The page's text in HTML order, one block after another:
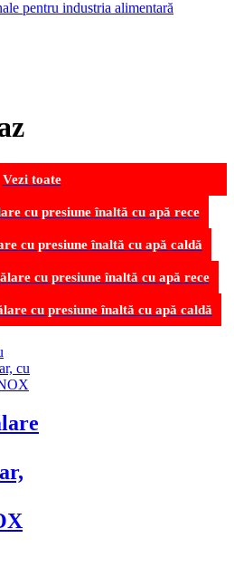
pentru industria alimentară
Vezi toate
cu presiune înaltă cu apă rece
cu presiune înaltă cu apă caldă
cu presiune înaltă cu apă rece
cu presiune înaltă cu apă caldă